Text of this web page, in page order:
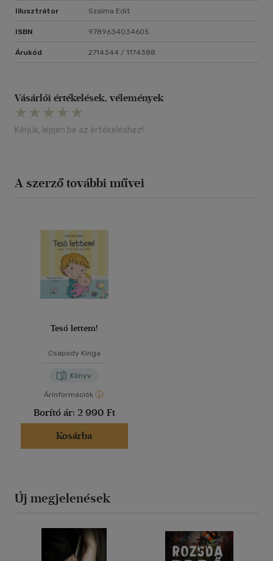
Illusztrátor Szalma Edit
ISBN 9789634034605
Árukód 2714344 / 1174388
Vásárlói értékelések, vélemények
Kérjük, lépjen be az értékeléshez!
A szerző további művei
Tesó lettem!
Csapody Kinga
Könyv
Árinformációk
Borító ár: 2 990 Ft
Kosárba
Új megjelenések